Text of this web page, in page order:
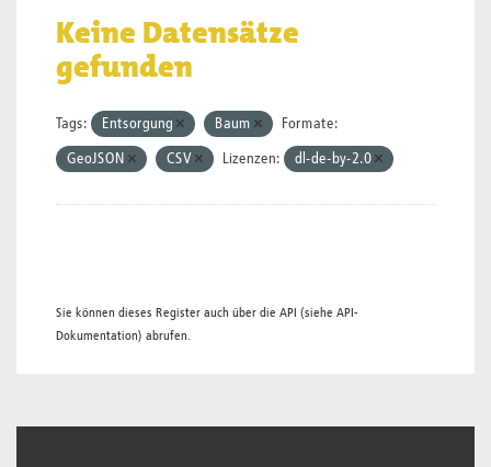
Keine Datensätze
gefunden
Tags: Entsorgung Baum Formate:
GeoJSON CSV Lizenzen: dl-de-by-2.0
Sie können dieses Register auch über die API (siehe API-
Dokumentation) abrufen.